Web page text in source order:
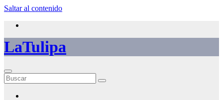
Saltar al contenido
LaTulipa